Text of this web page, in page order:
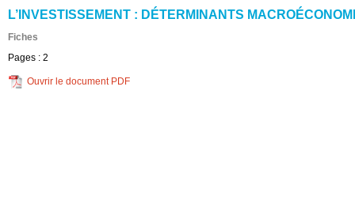
L’INVESTISSEMENT : DÉTERMINANTS
Fiches
Pages : 2
Ouvrir le document PDF